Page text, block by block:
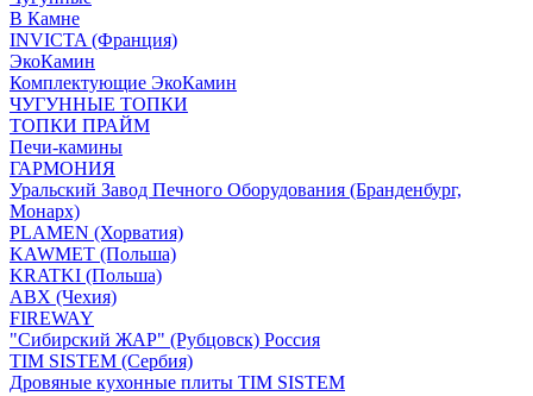
В Камне
INVICTA (Франция)
ЭкоКамин
Комплектующие ЭкоКамин
ЧУГУННЫЕ ТОПКИ
ТОПКИ ПРАЙМ
Печи-камины
ГАРМОНИЯ
Уральский Завод Печного Оборудования (Бранденбург,
Монарх)
PLAMEN (Хорватия)
KAWMET (Польша)
KRATKI (Польша)
ABX (Чехия)
FIREWAY
"Сибирский ЖАР" (Рубцовск) Россия
TIM SISTEM (Сербия)
Дровяные кухонные плиты TIM SISTEM